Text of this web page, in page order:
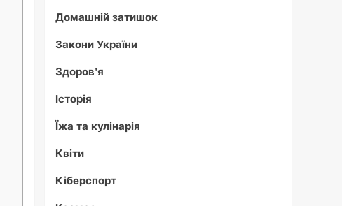
Домашній затишок
Закони України
Здоров'я
Історія
Їжа та кулінарія
Квіти
Кіберспорт